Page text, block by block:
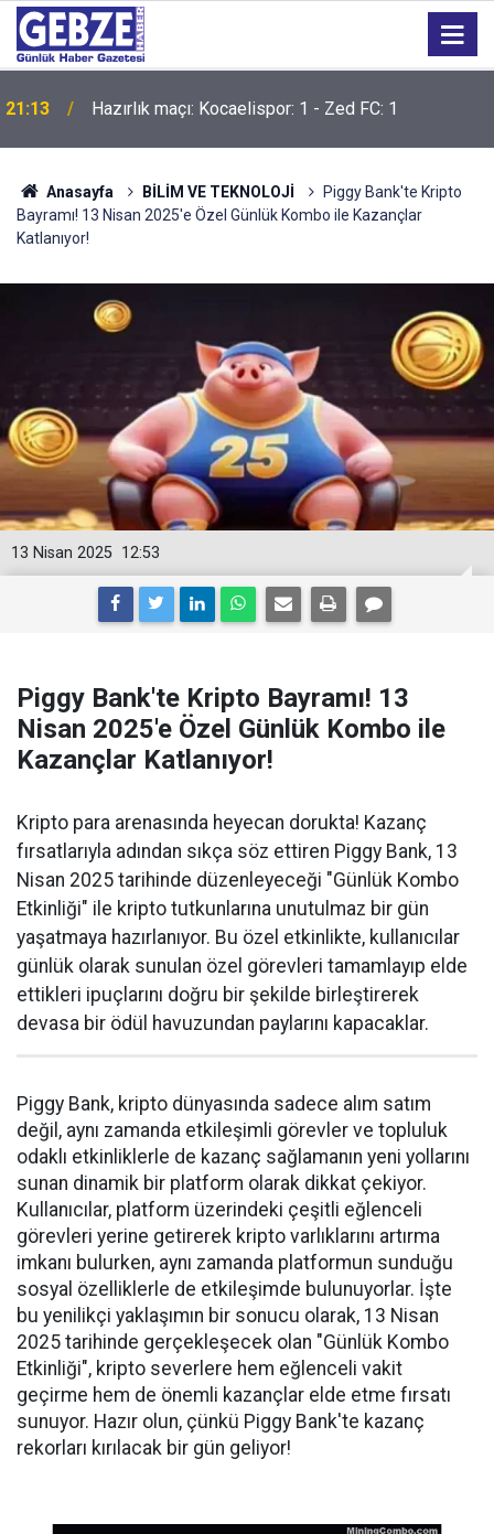
21:13 Hazırlık maçı: Kocaelispor: 1 - Zed FC: 1
Anasayfa BİLİM VE TEKNOLOJİ
Piggy Bank'te Kripto
Bayramı! 13 Nisan 2025'e Özel Günlük Kombo ile Kazançlar
Katlanıyor!
12:53
13 Nisan 2025
Piggy Bank'te Kripto Bayramı! 13
Nisan 2025'e Özel Günlük Kombo ile
Kazançlar Katlanıyor!
Kripto para arenasında heyecan dorukta! Kazanç
fırsatlarıyla adından sıkça söz ettiren Piggy Bank, 13
Nisan 2025 tarihinde düzenleyeceği "Günlük Kombo
Etkinliği" ile kripto tutkunlarına unutulmaz bir gün
yaşatmaya hazırlanıyor. Bu özel etkinlikte, kullanıcılar
günlük olarak sunulan özel görevleri tamamlayıp elde
ettikleri ipuçlarını doğru bir şekilde birleştirerek
devasa bir ödül havuzundan paylarını kapacaklar.
Piggy Bank, kripto dünyasında sadece alım satım
değil, aynı zamanda etkileşimli görevler ve topluluk
odaklı etkinliklerle de kazanç sağlamanın yeni yollarını
sunan dinamik bir platform olarak dikkat çekiyor.
Kullanıcılar, platform üzerindeki çeşitli eğlenceli
görevleri yerine getirerek kripto varlıklarını artırma
imkanı bulurken, aynı zamanda platformun sunduğu
sosyal özelliklerle de etkileşimde bulunuyorlar. İşte
bu yenilikçi yaklaşımın bir sonucu olarak, 13 Nisan
2025 tarihinde gerçekleşecek olan "Günlük Kombo
Etkinliği", kripto severlere hem eğlenceli vakit
geçirme hem de önemli kazançlar elde etme fırsatı
sunuyor. Hazır olun, çünkü Piggy Bank'te kazanç
rekorları kırılacak bir gün geliyor!